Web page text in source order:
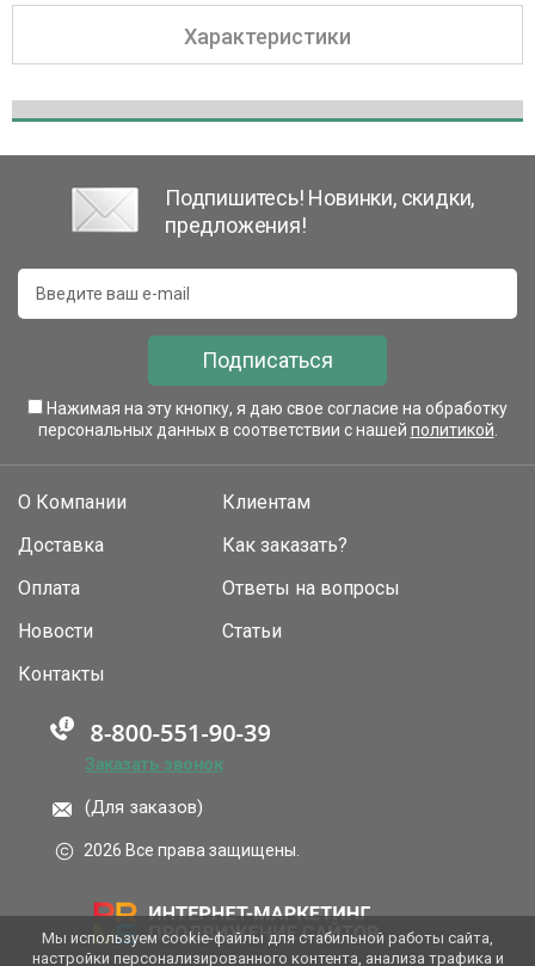
Характеристики
Подпишитесь! Новинки, скидки,
предложения!
Подписаться
Нажимая на эту кнопку, я даю свое согласие на обработку
персональных данных в соответствии с нашей политикой
О Компании
Доставка
Оплата
Новости
Клиентам
Как заказать?
Ответы на вопросы
Статьи
Контакты
Заказать звонок
(Для заказов)
2026 Все права защищены.
Мы используем cookie-файлы для стабильной работы сайта,
настройки персонализированного контента, анализа трафика и